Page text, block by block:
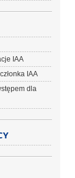
IAA
IAA
dla